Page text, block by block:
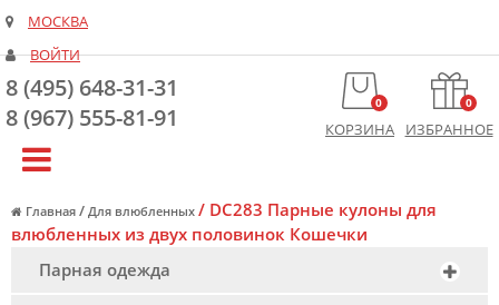
МОСКВА
ВОЙТИ
8 (495) 648-31-31
8 (967) 555-81-91
0
КОРЗИНА
0
ИЗБРАННОЕ
Главная / Для влюбленных / DC283 Парные кулоны для
влюбленных из двух половинок Кошечки
Парная одежда